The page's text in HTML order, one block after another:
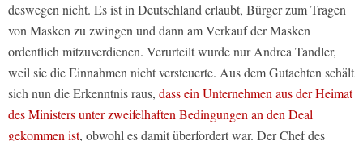
deswegen nicht. Es ist in Deutschland erlaubt, Bürger zum Tragen
von Masken zu zwingen und dann am Verkauf der Masken
ordentlich mitzuverdienen. Verurteilt wurde nur Andrea Tandler,
weil sie die Einnahmen nicht versteuerte. Aus dem Gutachten schält
sich nun die Erkenntnis raus, dass ein Unternehmen aus der Heimat
des Ministers unter zweifelhaften Bedingungen an den Deal
gekommen ist, obwohl es damit überfordert war. Der Chef des